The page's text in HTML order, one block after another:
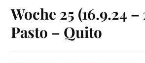
Woche 25 (16.9.24 –
Pasto – Quito